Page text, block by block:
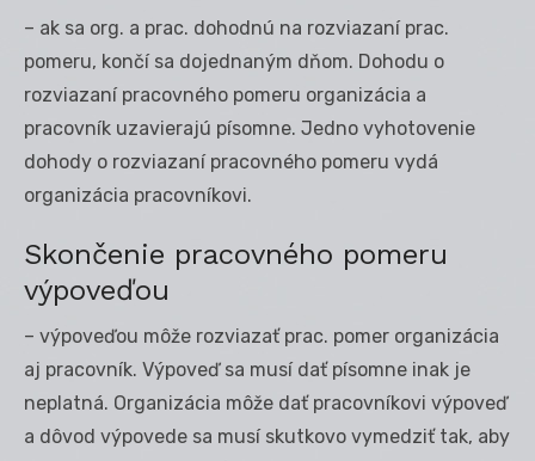
– ak sa org. a prac. dohodnú na rozviazaní prac.
pomeru, končí sa dojednaným dňom. Dohodu o
rozviazaní pracovného pomeru organizácia a
pracovník uzavierajú písomne. Jedno vyhotovenie
dohody o rozviazaní pracovného pomeru vydá
organizácia pracovníkovi.
Skončenie pracovného pomeru
výpoveďou
– výpoveďou môže rozviazať prac. pomer organizácia
aj pracovník. Výpoveď sa musí dať písomne inak je
neplatná. Organizácia môže dať pracovníkovi výpoveď
a dôvod výpovede sa musí skutkovo vymedziť tak, aby